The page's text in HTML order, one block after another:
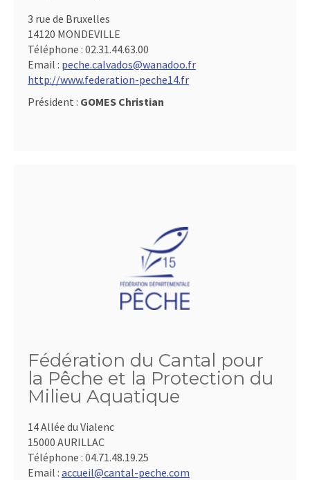
3 rue de Bruxelles
14120 MONDEVILLE
Téléphone : 02.31.44.63.00
Email : peche.calvados@wanadoo.fr
http://www.federation-peche14.fr
Président : GOMES Christian
Fédération du Cantal pour
la Pêche et la Protection du
Milieu Aquatique
14 Allée du Vialenc
15000 AURILLAC
Téléphone : 04.71.48.19.25
Email : accueil@cantal-peche.com